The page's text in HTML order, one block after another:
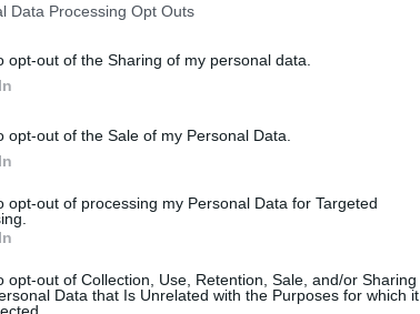
Data Processing Opt Outs
opt-out of the Sharing of my personal data.
opt-out of the Sale of my Personal Data.
opt-out of processing my Personal Data for Targeted
opt-out of Collection, Use, Retention, Sale, and/or Sharing
Data that Is Unrelated with the Purposes for which it
Alapítvány elnöke elmondta, hogy
költőversenyen a zsűri Kalász Márton részére
számára elismerő oklevelet adományozott.
a versenyre, ami 384 alkotást jelent –